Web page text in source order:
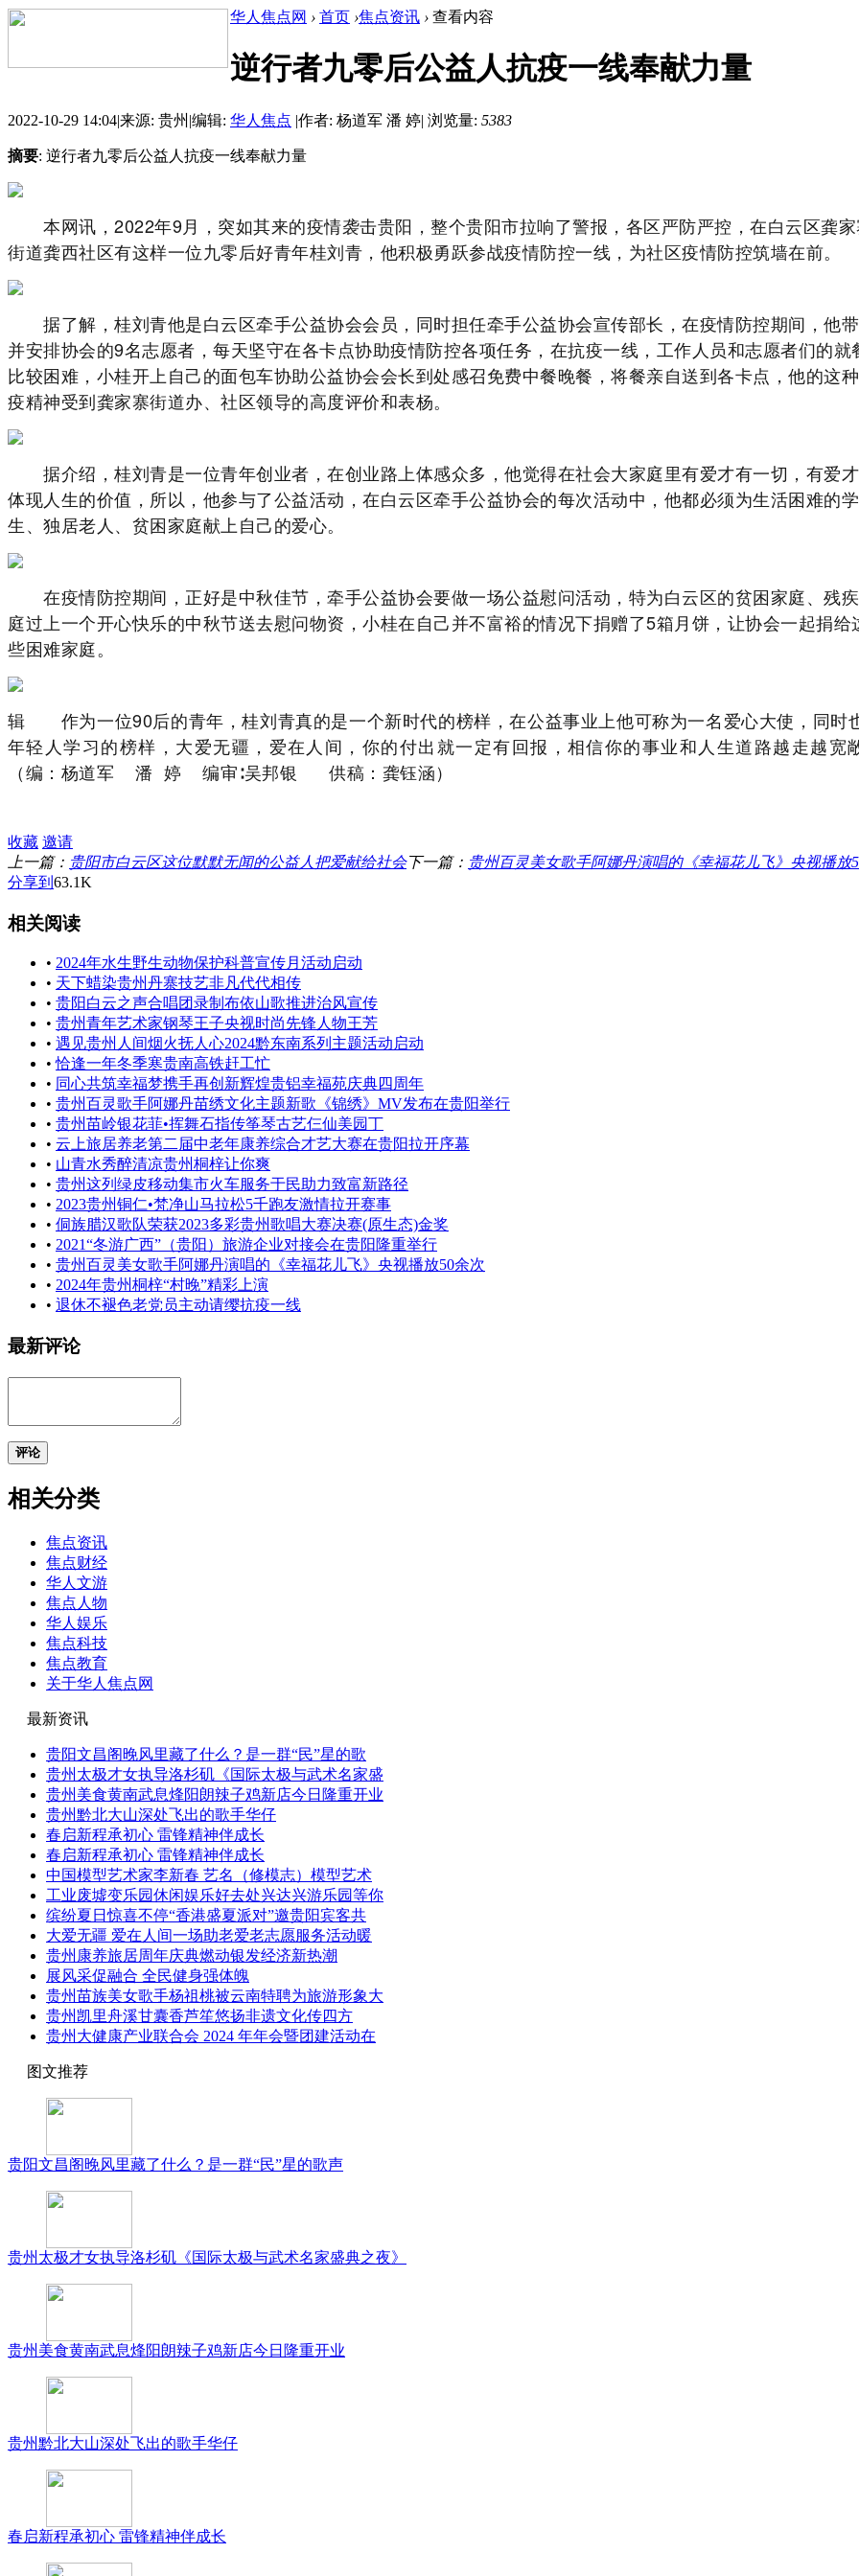
华人焦点网 › 首页 ›焦点资讯 › 查看内容
逆行者九零后公益人抗疫一线奉献力量
2022-10-29 14:04|来源: 贵州 |编辑: 华人焦点 |作者: 杨道军 潘 婷| 浏览量: 5383
摘要: 逆行者九零后公益人抗疫一线奉献力量
本网讯，2022年9月，突如其来的疫情袭击贵阳，整个贵阳市拉响了警报，各区严防严控，在白云区龚
街道龚西社区有这样一位九零后好青年桂刘青，他积极勇跃参战疫情防控一线，为社区疫情防控筑墙在前。
据了解，桂刘青他是白云区牵手公益协会会员，同时担任牵手公益协会宣传部长，在疫情防控期间，他
并安排协会的9名志愿者，每天坚守在各卡点协助疫情防控各项任务，在抗疫一线，工作人员和志愿者们的就
比较困难，小桂开上自己的面包车协助公益协会会长到处感召免费中餐晚餐，将餐亲自送到各卡点，他的这
疫精神受到龚家寨街道办、社区领导的高度评价和表杨。
据介绍，桂刘青是一位青年创业者，在创业路上体感众多，他觉得在社会大家庭里有爱才有一切，有爱
体现人生的价值，所以，他参与了公益活动，在白云区牵手公益协会的每次活动中，他都必须为生活困难的学
生、独居老人、贫困家庭献上自己的爱心。
在疫情防控期间，正好是中秋佳节，牵手公益协会要做一场公益慰问活动，特为白云区的贫困家庭、残
庭过上一个开心快乐的中秋节送去慰问物资，小桂在自己并不富裕的情况下捐赠了5箱月饼，让协会一起捐给
些困难家庭。
辑 作为一位90后的青年，桂刘青真的是一个新时代的榜样，在公益事业上他可称为一名爱心大使，同时
年轻人学习的榜样，大爱无疆，爱在人间，你的付出就一定有回报，相信你的事业和人生道路越走越宽
（编：杨道军 潘 婷 编审∶吴邦银 供稿：龚钰涵）
收藏 邀请
上一篇： 贵阳市白云区这位默默无闻的公益人把爱献给社会下一篇： 贵州百灵美女歌手阿娜丹演唱的《幸福花儿飞》央视播放
分享到 63.1K
相关阅读
• 2024年水生野生动物保护科普宣传月活动启动
• 天下蜡染贵州丹寨技艺非凡代代相传
• 贵阳白云之声合唱团录制布依山歌推进治风宣传
• 贵州青年艺术家钢琴王子央视时尚先锋人物王芳
• 遇见贵州人间烟火抚人心2024黔东南系列主题活动启动
•恰逢一年冬季寒贵南高铁赶工忙
• 同心共筑幸福梦携手再创新辉煌贵铝幸福苑庆典四周年
• 贵州百灵歌手阿娜丹苗绣文化主题新歌《锦绣》MV发布在贵阳举行
• 贵州苗岭银花菲•挥舞石指传筝琴古艺仨仙美园丁
• 云上旅居养老第二届中老年康养综合才艺大赛在贵阳拉开序幕
• 山青水秀醉清凉贵州桐梓让你爽
• 贵州这列绿皮移动集市火车服务于民助力致富新路径
• 2023贵州铜仁•梵净山马拉松5千跑友激情拉开赛事
• 侗族腊汉歌队荣获2023多彩贵州歌唱大赛决赛(原生态)金奖
• 2021“冬游广西”（贵阳）旅游企业对接会在贵阳隆重举行
• 贵州百灵美女歌手阿娜丹演唱的《幸福花儿飞》央视播放50余次
• 2024年贵州桐梓“村晚”精彩上演
• 退休不褪色老党员主动请缨抗疫一线
最新评论
评论
相关分类
焦点资讯
焦点财经
华人文游
焦点人物
华人娱乐
焦点科技
焦点教育
关于华人焦点网
最新资讯
贵阳文昌阁晚风里藏了什么？是一群“民”星的歌
贵州太极才女执导洛杉矶《国际太极与武术名家盛
贵州美食黄南武息烽阳朗辣子鸡新店今日隆重开业
贵州黔北大山深处飞出的歌手华仔
春启新程承初心 雷锋精神伴成长
春启新程承初心 雷锋精神伴成长
中国模型艺术家李新春 艺名（修模志）模型艺术
工业废墟变乐园休闲娱乐好去处兴达兴游乐园等你
缤纷夏日惊喜不停“香港盛夏派对”邀贵阳宾客共
大爱无疆 爱在人间一场助老爱老志愿服务活动暖
贵州康养旅居周年庆典燃动银发经济新热潮
展风采促融合 全民健身强体魄
贵州苗族美女歌手杨祖桃被云南特聘为旅游形象大
贵州凯里舟溪甘囊香芦笙悠扬非遗文化传四方
贵州大健康产业联合会 2024 年年会暨团建活动在
图文推荐
贵阳文昌阁晚风里藏了什么？是一群“民”星的歌声
贵州太极才女执导洛杉矶《国际太极与武术名家盛典之夜》
贵州美食黄南武息烽阳朗辣子鸡新店今日隆重开业
贵州黔北大山深处飞出的歌手华仔
春启新程承初心 雷锋精神伴成长